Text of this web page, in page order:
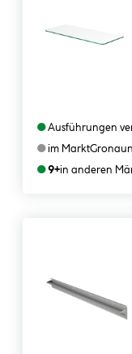
●Ausführungen
●im MarktGronau
●9+in anderen